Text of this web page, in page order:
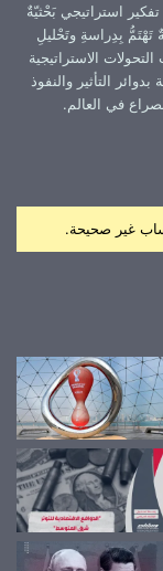
استراتيجي بَحْثيّةٌ
تَهْتَمُّ بِدِراسةِ وتَحْليلِ
الاستراتيجية
بدوائر التأثير والنفوذ
في العالم.
غير صحيحة.